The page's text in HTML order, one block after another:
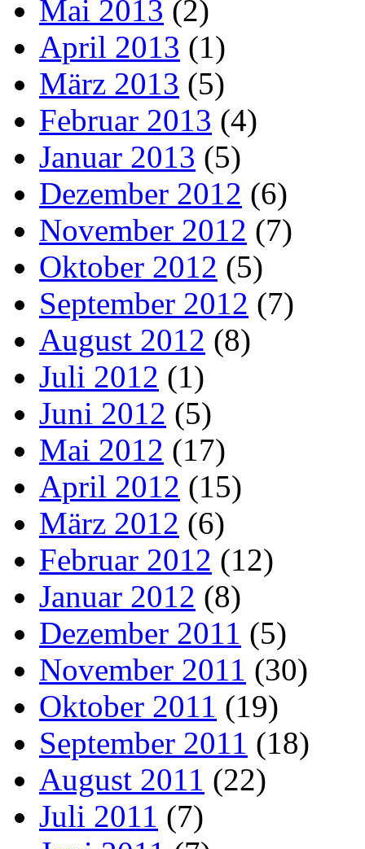
Mai 2013 (2)
April 2013 (1)
März 2013 (5)
Februar 2013 (4)
Januar 2013 (5)
Dezember 2012 (6)
November 2012 (7)
Oktober 2012 (5)
September 2012 (7)
August 2012 (8)
Juli 2012 (1)
Juni 2012 (5)
Mai 2012 (17)
April 2012 (15)
März 2012 (6)
Februar 2012 (12)
Januar 2012 (8)
Dezember 2011 (5)
November 2011 (30)
Oktober 2011 (19)
September 2011 (18)
August 2011 (22)
Juli 2011 (7)